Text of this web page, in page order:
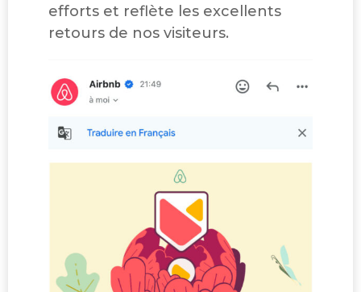
efforts et reflète les excellents
retours de nos visiteurs.